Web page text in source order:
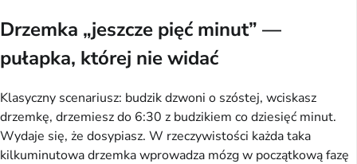
Drzemka „jeszcze pięć minut” —
pułapka, której nie widać
Klasyczny scenariusz: budzik dzwoni o szóstej, wciskasz
drzemkę, drzemiesz do 6:30 z budzikiem co dziesięć minut.
Wydaje się, że dosypiasz. W rzeczywistości każda taka
kilkuminutowa drzemka wprowadza mózg w początkową fazę